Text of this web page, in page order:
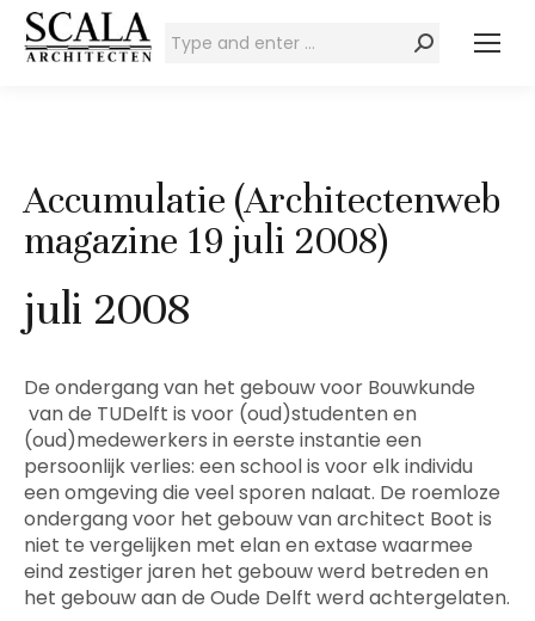
Zoeken:
Accumulatie (Architectenweb
magazine 19 juli 2008)
juli 2008
De ondergang van het gebouw voor Bouwkunde
van de TUDelft is voor (oud)studenten en
(oud)medewerkers in eerste instantie een
persoonlijk verlies: een school is voor elk individu
een omgeving die veel sporen nalaat. De roemloze
ondergang voor het gebouw van architect Boot is
niet te vergelijken met elan en extase waarmee
eind zestiger jaren het gebouw werd betreden en
het gebouw aan de Oude Delft werd achtergelaten.